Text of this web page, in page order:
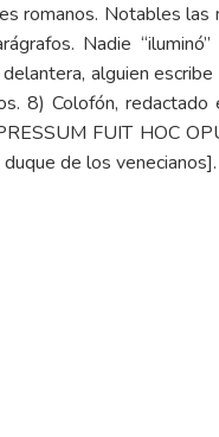
romanos. Notables
Nadie
alguien escribe
8) Colofón,
FUIT HOC
de los venecianos].